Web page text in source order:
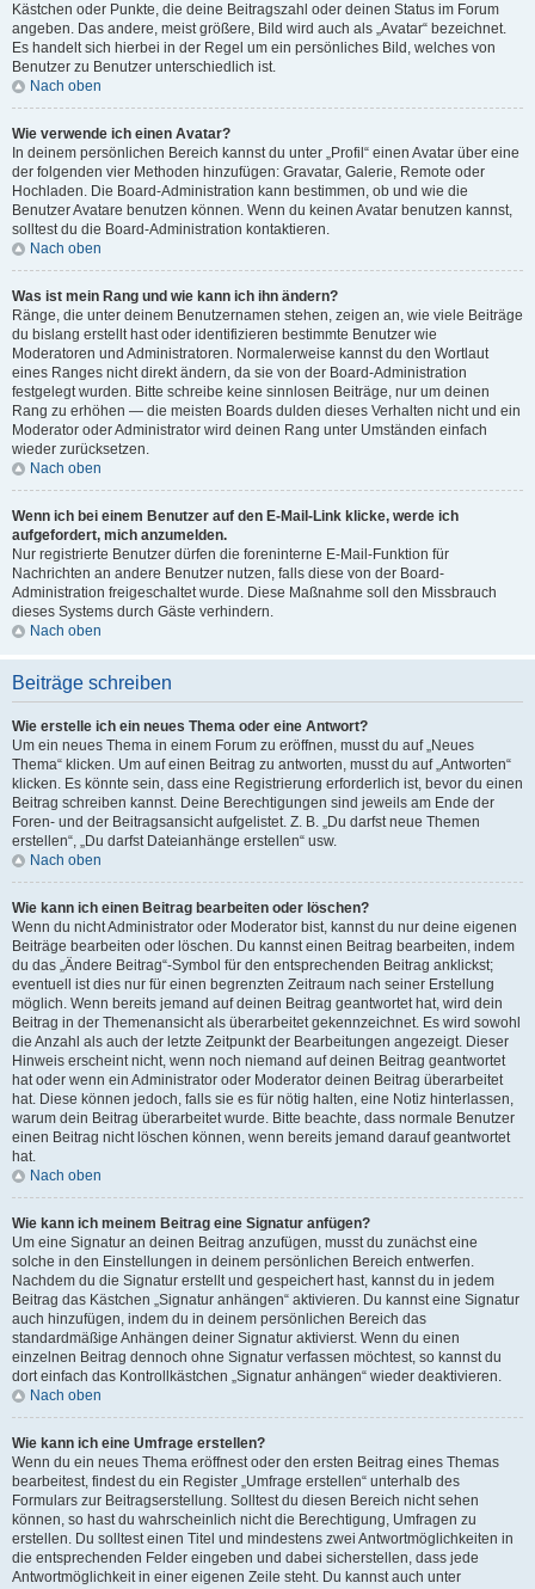
Kästchen oder Punkte, die deine Beitragszahl oder deinen Status im Forum
angeben. Das andere, meist größere, Bild wird auch als „Avatar“ bezeichnet.
Es handelt sich hierbei in der Regel um ein persönliches Bild, welches von
Benutzer zu Benutzer unterschiedlich ist.
Nach oben
Wie verwende ich einen Avatar?
In deinem persönlichen Bereich kannst du unter „Profil“ einen Avatar über eine
der folgenden vier Methoden hinzufügen: Gravatar, Galerie, Remote oder
Hochladen. Die Board-Administration kann bestimmen, ob und wie die
Benutzer Avatare benutzen können. Wenn du keinen Avatar benutzen kannst,
solltest du die Board-Administration kontaktieren.
Nach oben
Was ist mein Rang und wie kann ich ihn ändern?
Ränge, die unter deinem Benutzernamen stehen, zeigen an, wie viele Beiträge
du bislang erstellt hast oder identifizieren bestimmte Benutzer wie
Moderatoren und Administratoren. Normalerweise kannst du den Wortlaut
eines Ranges nicht direkt ändern, da sie von der Board-Administration
festgelegt wurden. Bitte schreibe keine sinnlosen Beiträge, nur um deinen
Rang zu erhöhen — die meisten Boards dulden dieses Verhalten nicht und ein
Moderator oder Administrator wird deinen Rang unter Umständen einfach
wieder zurücksetzen.
Nach oben
Wenn ich bei einem Benutzer auf den E-Mail-Link klicke, werde ich
aufgefordert, mich anzumelden.
Nur registrierte Benutzer dürfen die foreninterne E-Mail-Funktion für
Nachrichten an andere Benutzer nutzen, falls diese von der Board-
Administration freigeschaltet wurde. Diese Maßnahme soll den Missbrauch
dieses Systems durch Gäste verhindern.
Nach oben
Beiträge schreiben
Wie erstelle ich ein neues Thema oder eine Antwort?
Um ein neues Thema in einem Forum zu eröffnen, musst du auf „Neues
Thema“ klicken. Um auf einen Beitrag zu antworten, musst du auf „Antworten“
klicken. Es könnte sein, dass eine Registrierung erforderlich ist, bevor du einen
Beitrag schreiben kannst. Deine Berechtigungen sind jeweils am Ende der
Foren- und der Beitragsansicht aufgelistet. Z. B. „Du darfst neue Themen
erstellen“, „Du darfst Dateianhänge erstellen“ usw.
Nach oben
Wie kann ich einen Beitrag bearbeiten oder löschen?
Wenn du nicht Administrator oder Moderator bist, kannst du nur deine eigenen
Beiträge bearbeiten oder löschen. Du kannst einen Beitrag bearbeiten, indem
du das „Ändere Beitrag“-Symbol für den entsprechenden Beitrag anklickst;
eventuell ist dies nur für einen begrenzten Zeitraum nach seiner Erstellung
möglich. Wenn bereits jemand auf deinen Beitrag geantwortet hat, wird dein
Beitrag in der Themenansicht als überarbeitet gekennzeichnet. Es wird sowohl
die Anzahl als auch der letzte Zeitpunkt der Bearbeitungen angezeigt. Dieser
Hinweis erscheint nicht, wenn noch niemand auf deinen Beitrag geantwortet
hat oder wenn ein Administrator oder Moderator deinen Beitrag überarbeitet
hat. Diese können jedoch, falls sie es für nötig halten, eine Notiz hinterlassen,
warum dein Beitrag überarbeitet wurde. Bitte beachte, dass normale Benutzer
einen Beitrag nicht löschen können, wenn bereits jemand darauf geantwortet
hat.
Nach oben
Wie kann ich meinem Beitrag eine Signatur anfügen?
Um eine Signatur an deinen Beitrag anzufügen, musst du zunächst eine
solche in den Einstellungen in deinem persönlichen Bereich entwerfen.
Nachdem du die Signatur erstellt und gespeichert hast, kannst du in jedem
Beitrag das Kästchen „Signatur anhängen“ aktivieren. Du kannst eine Signatur
auch hinzufügen, indem du in deinem persönlichen Bereich das
standardmäßige Anhängen deiner Signatur aktivierst. Wenn du einen
einzelnen Beitrag dennoch ohne Signatur verfassen möchtest, so kannst du
dort einfach das Kontrollkästchen „Signatur anhängen“ wieder deaktivieren.
Nach oben
Wie kann ich eine Umfrage erstellen?
Wenn du ein neues Thema eröffnest oder den ersten Beitrag eines Themas
bearbeitest, findest du ein Register „Umfrage erstellen“ unterhalb des
Formulars zur Beitragserstellung. Solltest du diesen Bereich nicht sehen
können, so hast du wahrscheinlich nicht die Berechtigung, Umfragen zu
erstellen. Du solltest einen Titel und mindestens zwei Antwortmöglichkeiten in
die entsprechenden Felder eingeben und dabei sicherstellen, dass jede
Antwortmöglichkeit in einer eigenen Zeile steht. Du kannst auch unter